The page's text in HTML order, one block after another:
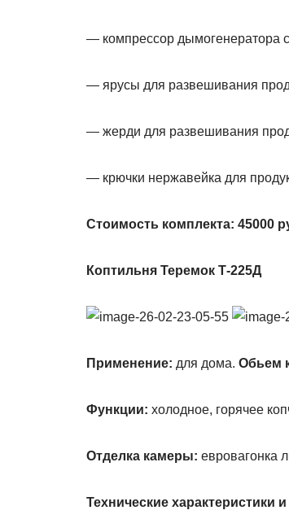
— компрессор дымогенератора
— ярусы для развешивания
— жерди для развешивания
— крючки нержавейка для
Стоимость комплекта: 45000
Коптильня Теремок Т-225Д
Применение: для дома. Обьем
Функции: холодное, горячее
Отделка камеры: евровагонка
Технические характеристики